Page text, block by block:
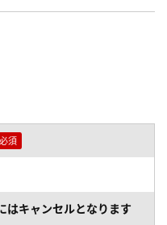
はキャンセルとなります